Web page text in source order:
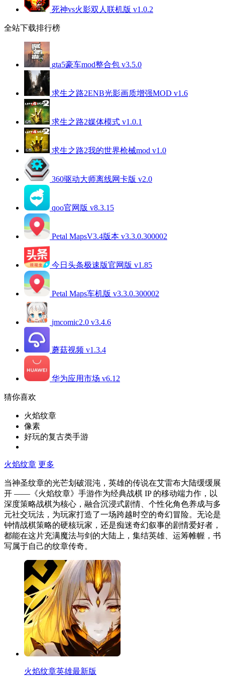
死神vs火影双人联机版 v1.0.2
全站下载排行榜
gta5豪车mod整合包 v3.5.0
求生之路2ENB光影画质增强MOD v1.6
求生之路2媒体模式 v1.0.1
求生之路2我的世界枪械mod v1.0
360驱动大师离线网卡版 v2.0
qoo官网版 v8.3.15
Petal MapsV3.4版本 v3.3.0.300002
今日头条极速版官网版 v1.85
Petal Maps车机版 v3.3.0.300002
jmcomic2.0 v3.4.6
蘑菇视频 v1.3.4
华为应用市场 v6.12
猜你喜欢
火焰纹章
像素
好玩的复古类手游
火焰纹章 更多
当神圣纹章的光芒划破混沌，英雄的传说在艾雷布大陆缓缓展
开 ——《火焰纹章》手游作为经典战棋 IP 的移动端力作，以
深度策略战棋为核心，融合沉浸式剧情、个性化角色养成与多
元社交玩法，为玩家打造了一场跨越时空的奇幻冒险。无论是
钟情战棋策略的硬核玩家，还是痴迷奇幻叙事的剧情爱好者，
都能在这片充满魔法与剑的大陆上，集结英雄、运筹帷幄，书
写属于自己的纹章传奇。
火焰纹章英雄最新版